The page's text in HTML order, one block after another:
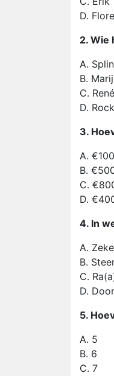
D.
2. Wie
A.
B.
C.
D.
3.
A. €100
B.
C.
D.
4. In
A.
B.
C.
D.
5.
A. 5
B. 6
C. 7